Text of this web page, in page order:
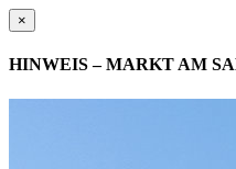
×
HINWEIS – MARKT AM